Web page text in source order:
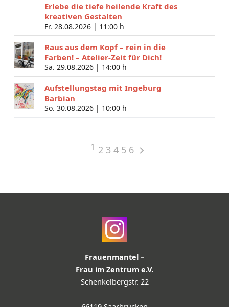
Erlebe die tiefe heilende Kraft des
kreativen Gestalten
Fr. 28.08.2026 | 11:00 h
Raus aus dem Kopf – rein in die
Farben! – Atelier-Zeit für Dich!
Sa. 29.08.2026 | 14:00 h
Aufstellungstag mit Ingeburg
Barbian
So. 30.08.2026 | 10:00 h
1 2 3 4 5 6
Frauenmantel –
Frau im Zentrum e.V.
Schenkelbergstr. 22